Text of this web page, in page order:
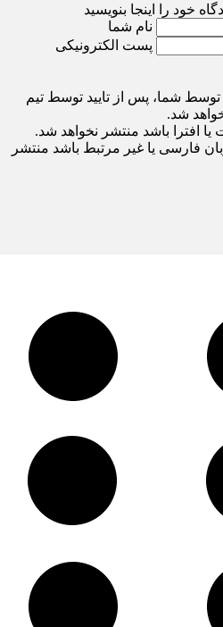
خود را اینجا بنویسید
نام شما
پست الکترونیکی
شما، پس از تایید توسط تیم
شد.
افترا باشد منتشر نخواهد شد.
فارسی یا غیر مرتبط باشد منتشر